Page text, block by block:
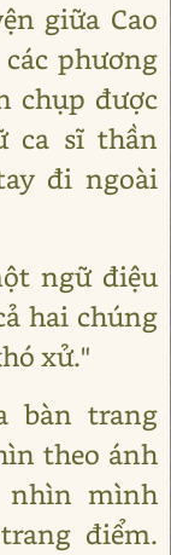
giữa Cao
phương
chụp được
ca sĩ thần
đi ngoài
ngữ điệu
hai chúng
xử."
bàn trang
theo ánh
nhìn mình
điểm.